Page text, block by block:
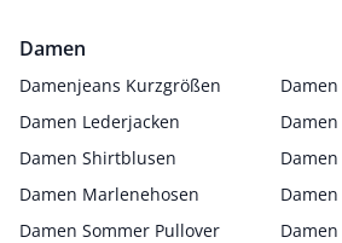
Damen
Damenjeans Kurzgrößen
Damen Lederjacken
Damen Shirtblusen
Damen Marlenehosen
Damen Sommer Pullover